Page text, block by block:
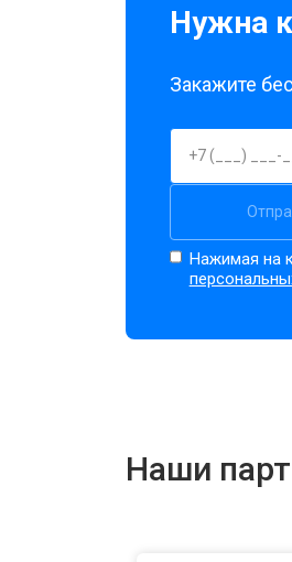
Нужна
Закажите
Нажимая на
Наши